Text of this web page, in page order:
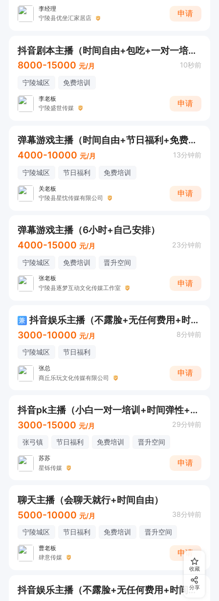
李经理
宁陵县优坐汇家居店
申请
抖音剧本主播（时间自由+包吃+一对一培训）
8000-15000 元/月 10秒前
宁陵城区 免费培训
李老板
宁陵盛世传媒
申请
弹幕游戏主播（时间自由+节日福利+免费培训）
4000-10000 元/月 13分钟前
宁陵城区 节日福利 免费培训
关老板
宁陵县星忱传媒有限公司
申请
弹幕游戏主播（6小时+自己安排）
4000-15000 元/月 23分钟前
宁陵城区 免费培训 晋升空间
张老板
宁陵县逐梦互动文化传媒工作室
申请
兼
抖音娱乐主播（不露脸+无任何费用+时间自由）
3000-10000 元/月 8分钟前
宁陵城区 节日福利
张总
商丘乐玩文化传媒有限公司
申请
抖音pk主播（小白一对一培训+时间弹性+奖金激励）
3000-15000 元/月 29分钟前
张弓镇 节日福利 免费培训 晋升空间
苏苏
星铄传媒
申请
聊天主播（会聊天就行+时间自由）
5000-10000 元/月 38分钟前
宁陵城区 节日福利 免费培训 晋升空间
曹老板
肆意传媒
申请
抖音娱乐主播（不露脸+无任何费用+时间自由）
收藏
分享